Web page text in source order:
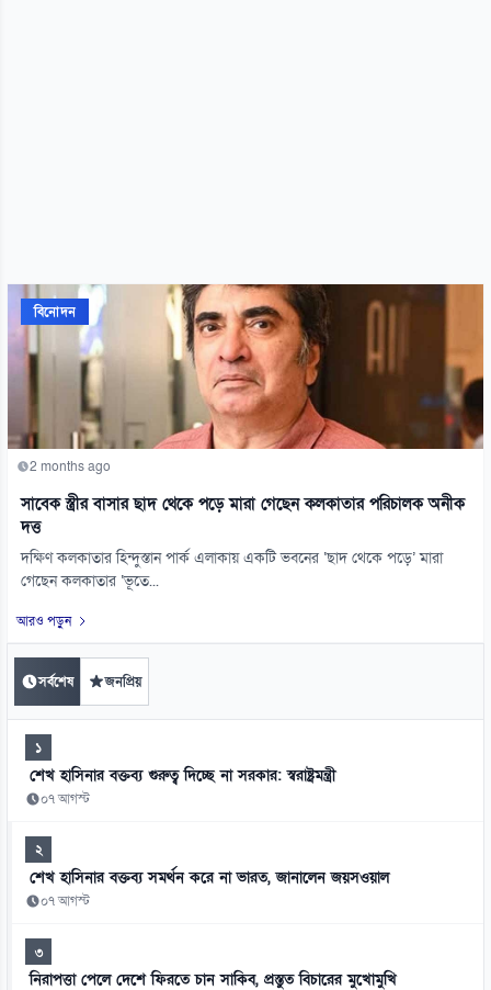
বিনোদন
2 months ago
সাবেক স্ত্রীর বাসার ছাদ থেকে পড়ে মারা গেছেন কলকাতার পরিচালক অনীক
দত্ত
দক্ষিণ কলকাতার হিন্দুস্তান পার্ক এলাকায় একটি ভবনের ‘ছাদ থেকে পড়ে’ মারা
গেছেন কলকাতার ‘ভূতে...
আরও পড়ুন
সর্বশেষ জনপ্রিয়
১
শেখ হাসিনার বক্তব্য গুরুত্ব দিচ্ছে না সরকার: স্বরাষ্ট্রমন্ত্রী
০৭ আগস্ট
২
শেখ হাসিনার বক্তব্য সমর্থন করে না ভারত, জানালেন জয়সওয়াল
০৭ আগস্ট
৩
নিরাপত্তা পেলে দেশে ফিরতে চান সাকিব, প্রস্তুত বিচারের মুখোমুখি